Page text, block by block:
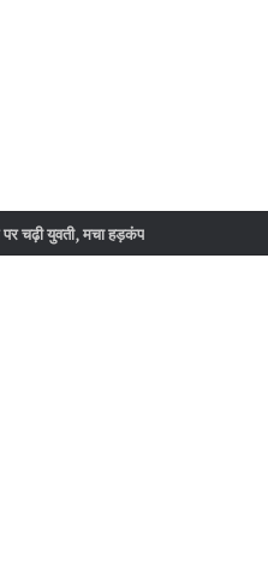
चढ़ी युवती, मचा हड़कंप